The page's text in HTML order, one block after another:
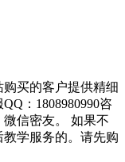
买的客户提供精细
：1808980990咨
信密友。 如果不
学服务的。请先购